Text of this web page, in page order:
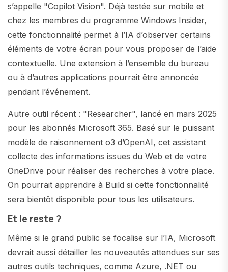
s’appelle "Copilot Vision". Déjà testée sur mobile et
chez les membres du programme Windows Insider,
cette fonctionnalité permet à l’IA d’observer certains
éléments de votre écran pour vous proposer de l’aide
contextuelle. Une extension à l’ensemble du bureau
ou à d’autres applications pourrait être annoncée
pendant l’événement.
Autre outil récent : "Researcher", lancé en mars 2025
pour les abonnés Microsoft 365. Basé sur le puissant
modèle de raisonnement o3 d’OpenAI, cet assistant
collecte des informations issues du Web et de votre
OneDrive pour réaliser des recherches à votre place.
On pourrait apprendre à Build si cette fonctionnalité
sera bientôt disponible pour tous les utilisateurs.
Et le reste ?
Même si le grand public se focalise sur l’IA, Microsoft
devrait aussi détailler les nouveautés attendues sur ses
autres outils techniques, comme Azure, .NET ou